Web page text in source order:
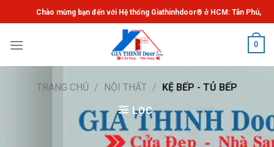
đến
dung
Chào mừng bạn đến với Hệ thống Giathinhdoor® ở HCM: Tân Phú,
0
TRANG CHỦ / NỘI THẤT / KỆ BẾP - TỦ BẾP
LỌC